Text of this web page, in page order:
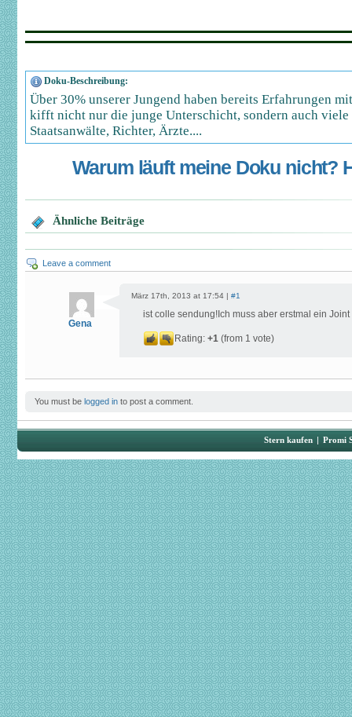
Doku-Beschreibung:
Über 30% unserer Jungend haben bereits Erfahrungen
kifft nicht nur die junge Unterschicht, sondern auch viele
Staatsanwälte, Richter, Ärzte....
Warum läuft meine Doku nicht?
Ähnliche Beiträge
Leave a comment
Gena
März 17th, 2013 at 17:54 | #1
ist colle sendung!Ich muss aber erstmal ein
Rating: +1 (from 1 vote)
You must be logged in to post a comment.
Stern kaufen | Promi